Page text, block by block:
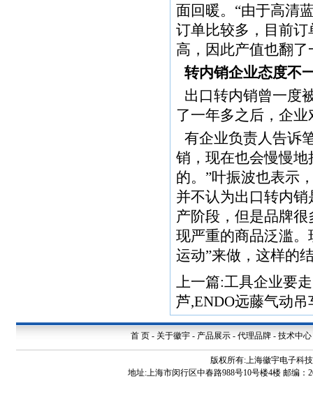
面回暖。“由于高清
订单比较多，目前
高，因此产值也翻
转内销企业态度不
出口转内销曾一度
了一年多之后，企
有企业负责人告诉
销，现在也会慢慢
的。”叶振波也表示
并不认为出口转内
产阶段，但是品牌
现严重的商品泛滥
运动”来做，这样的
上一篇:工具企业要
芦,ENDO远藤气动
首 页- 关于徽宇- 产品展示- 代理品牌- 技术中心
版权所有:上海徽宇电子科
地址:上海市闵行区中春路988号10号楼4楼 邮编：